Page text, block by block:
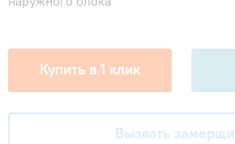
Купить в 1 клик
Вызвать